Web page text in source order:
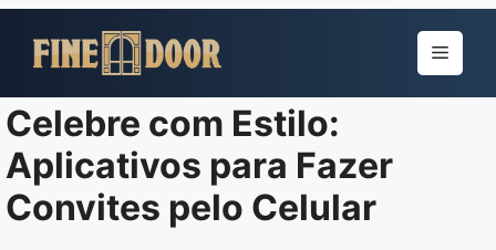
para
conteúdo
Menu
Celebre com Estilo:
Aplicativos para Fazer
Convites pelo Celular